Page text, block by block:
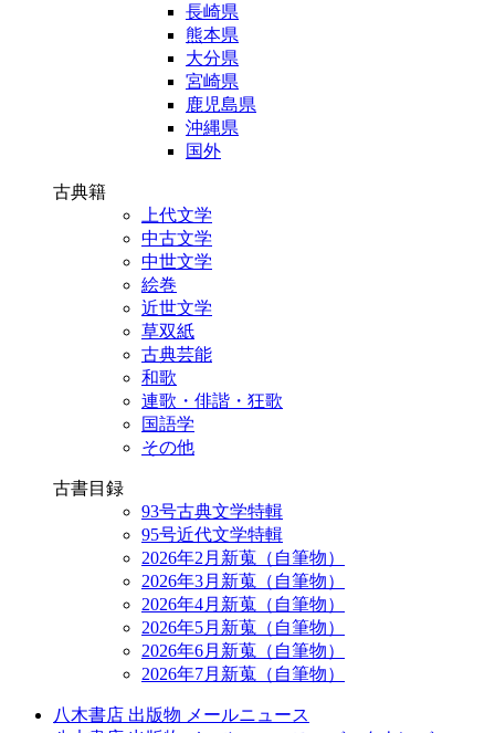
長崎県
熊本県
大分県
宮崎県
鹿児島県
沖縄県
国外
古典籍
上代文学
中古文学
中世文学
絵巻
近世文学
草双紙
古典芸能
和歌
連歌・俳諧・狂歌
国語学
その他
古書目録
93号古典文学特輯
95号近代文学特輯
2026年2月新蒐（自筆物）
2026年3月新蒐（自筆物）
2026年4月新蒐（自筆物）
2026年5月新蒐（自筆物）
2026年6月新蒐（自筆物）
2026年7月新蒐（自筆物）
八木書店 出版物 メールニュース